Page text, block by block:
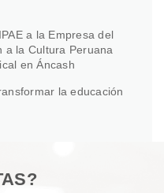
a la Empresa del
a la Cultura Peruana
en Áncash
la educación